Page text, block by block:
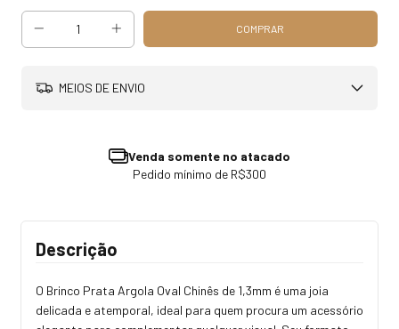
MEIOS DE ENVIO
Venda somente no atacado
Pedido mínimo de R$300
Descrição
O Brinco Prata Argola Oval Chinês de 1,3mm é uma joia
delicada e atemporal, ideal para quem procura um acessório